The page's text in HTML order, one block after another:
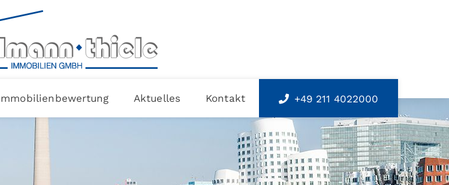
Aktuelles Kontakt +49 211 4022000